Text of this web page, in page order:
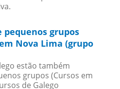
pequenos grupos
Nova Lima (grupo
estão também
grupos (Cursos em
de Galego